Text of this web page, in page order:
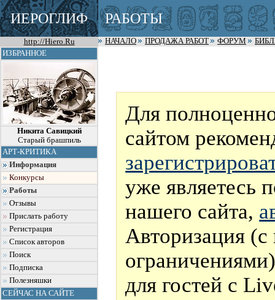
ИЕРОГЛИФ РАБОТЫ
http://Hiero.Ru НАЧАЛО ПРОДАЖА РАБОТ ФОРУМ
ИЗБРАННОЕ
Никита Савицкий
Старый брашпиль
АРТ-КРИТИКА
Информация
Конкурсы
Работы
Отзывы
Прислать работу
Регистрация
Список авторов
Поиск
Подписка
Полезняшки
СЕЙЧАС НА САЙТЕ
Для
сайтом
уже являетесь
нашего сайта,
Авторизация
для гостей с